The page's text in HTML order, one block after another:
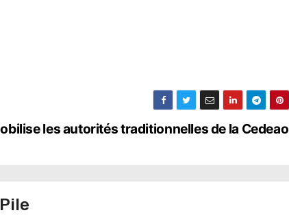
les autorités traditionnelles de la Cedeao